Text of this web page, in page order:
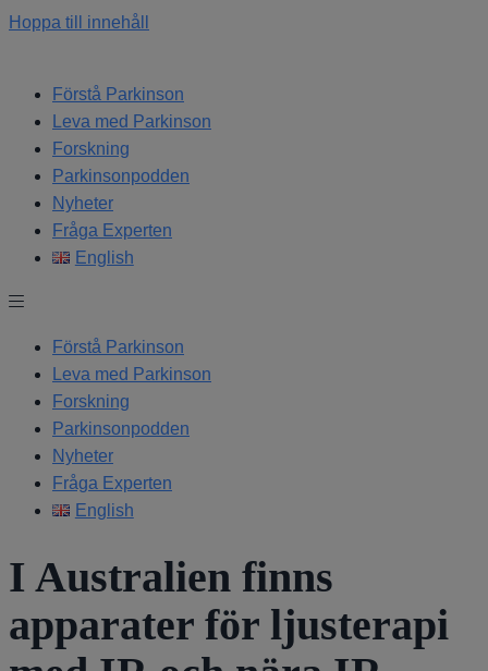
Hoppa till innehåll
Förstå Parkinson
Leva med Parkinson
Forskning
Parkinsonpodden
Nyheter
Fråga Experten
English
Förstå Parkinson
Leva med Parkinson
Forskning
Parkinsonpodden
Nyheter
Fråga Experten
English
I Australien finns
apparater för ljusterapi